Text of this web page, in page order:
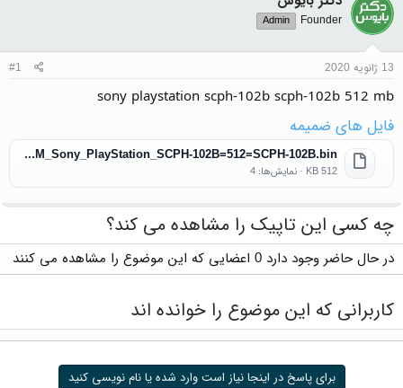
Founder
Admin
13 ژانویه 2020 #1
sony playstation scph-102b scph-102b 512 mb
فایل های ضمیمه
DR-BIOS.COM_Sony_PlayStation_SCPH-102B=512=SCPH-102B.bin
512 KB · نمایش‌ها: 4
چه کسی این تاپیک را مشاهده می کند؟
در حال حاضر وجود دارد 0 اعضایی که این موضوع را مشاهده می کنند
کاربرانی که این موضوع را خوانده اند
برای پاسخ در اینجا نیاز است وارد شده یا نام نویسی کنید